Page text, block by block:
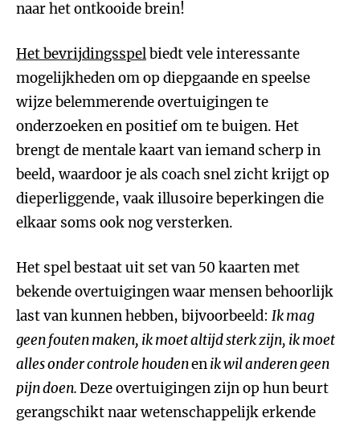
naar het ontkooide brein!
Het bevrijdingsspelbiedt vele interessante
mogelijkheden om op diepgaande en speelse
wijze belemmerende overtuigingen te
onderzoeken en positief om te buigen. Het
brengt de mentale kaart van iemand scherp in
beeld, waardoor je als coach snel zicht krijgt op
dieperliggende, vaak illusoire beperkingen die
elkaar soms ook nog versterken.
Het spel bestaat uit set van 50 kaarten met
bekende overtuigingen waar mensen behoorlijk
last van kunnen hebben, bijvoorbeeld: Ik mag
geen fouten maken, ik moet altijd sterk zijn, ik moet
alles onder controle houdenenik wil anderen geen
pijn doen.Deze overtuigingen zijn op hun beurt
gerangschikt naar wetenschappelijk erkende